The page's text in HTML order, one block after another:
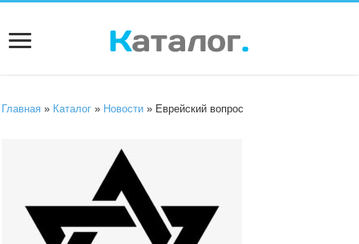
Главная » Каталог » Новости » Еврейский вопрос